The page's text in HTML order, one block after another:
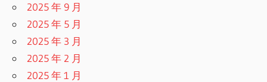
2025 年 9 月
2025 年 5 月
2025 年 3 月
2025 年 2 月
2025 年 1 月